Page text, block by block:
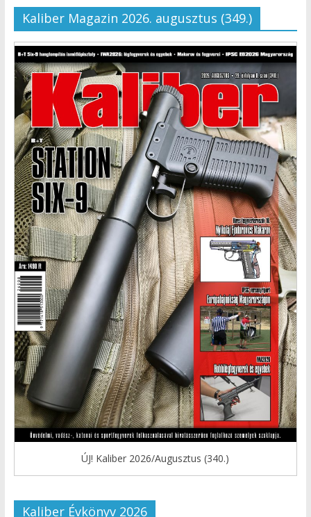
Kaliber Magazin 2026. augusztus (349.)
ÚJ! Kaliber 2026/Augusztus (340.)
Kaliber Évkönyv 2026